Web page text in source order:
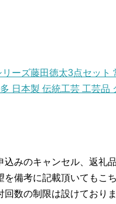
ーズ藤田徳太3点セット
日本製 伝統工芸 工芸品
みのキャンセル、返礼
備考に記載頂いてもこ
数の制限は設けており